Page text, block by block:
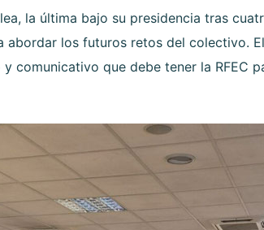
la última bajo su presidencia tras
los futuros retos del colectivo.
comunicativo que debe tener la RFEC